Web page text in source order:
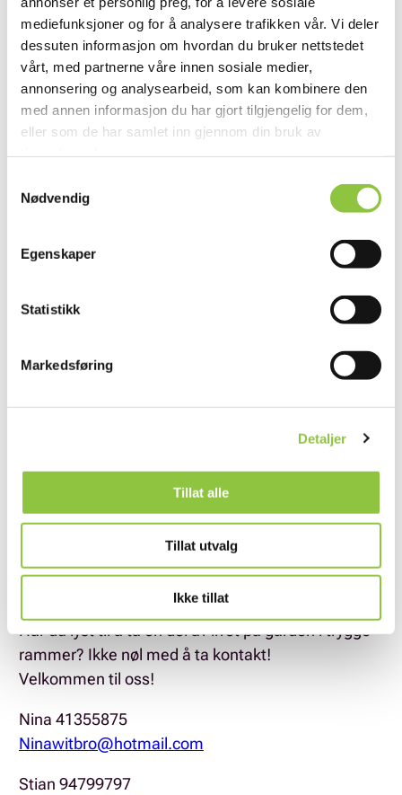
mediefunksjoner og for å analysere trafikken vår. Vi deler
dessuten informasjon om hvordan du bruker nettstedet
vårt, med partnerne våre innen sosiale medier,
annonsering og analysearbeid, som kan kombinere den
med annen informasjon du har gjort tilgjengelig for dem,
eller som de har samlet inn gjennom din bruk av
Nødvendig
Egenskaper
Statistikk
Markedsføring
Detaljer
Tillat alle
Tillat utvalg
Ikke tillat
aktiviteter der.
Vi tilpasser opplegget til hver enkelt og tilbyr mange
aktiviteter.
Eksempler på detter er:
-Hest og ridning i skogen og på ridebane,
børsting,stell og hestens daglige behov.
-Sau og lamming. Og ulla - hva den brukes til.
-Hønene -egget - matlaging.
Etablering og stell av grønnsakshage.
-Stell og kos med øvrige dyr. Deres årshjul og
-Verksted med snekkering av fuglekasser mm
-Akebakker og vinterlek.
-Baking og matlaging.
Gården har gjennomgått:
-Kvalitetssystemet for landbruket.
-Hms.
-Har godkjent politiattest
Har du lyst til å ta en del av livet på gården i trygge
rammer? Ikke nøl med å ta kontakt!
Velkommen til oss!
Nina 41355875
Ninawitbro@hotmail.com
Stian 94799797